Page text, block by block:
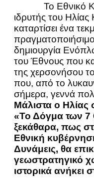
Το Εθνικό
ιδρυτής του Ηλίας
καταρτίσει ένα
δημιουργία
του Έθνους που
της χερσονήσου
που, από το
σήμερα, γεννά
Μάλιστα ο Ηλίας
«Το Δόγμα των 7
ξεκάθαρα, πως
Εθνική
Δυνάμεις, θα
γεωστρατηγικό
ιστορικά